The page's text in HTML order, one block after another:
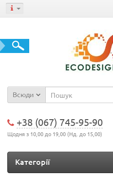
Всюди
+38 (067) 745-95-90
Щодня з 10,00 до 19,00 (Нд. до 15,00)
Категорії